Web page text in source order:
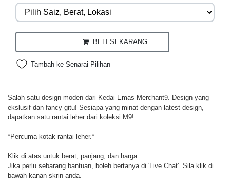
BELI SEKARANG
Tambah ke Senarai Pilihan
Salah satu design moden dari Kedai Emas Merchant9. Design yang
ekslusif dan fancy gitu! Sesiapa yang minat dengan latest design,
dapatkan satu rantai leher dari koleksi M9!
*Percuma kotak rantai leher.*
Klik di atas untuk berat, panjang, dan harga.
Jika perlu sebarang bantuan, boleh bertanya di 'Live Chat'. Sila klik di
bawah kanan skrin anda.